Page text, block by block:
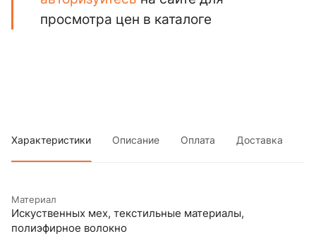
просмотра цен в каталоге
Характеристики Описание Оплата Доставка
Материал
Искуственных мех, текстильные материалы,
полиэфирное волокно